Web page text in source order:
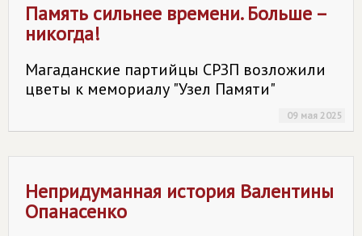
Память сильнее времени. Больше –
никогда!
Магаданские партийцы СРЗП возложили
цветы к мемориалу "Узел Памяти"
09 мая 2025
Непридуманная история Валентины
Опанасенко